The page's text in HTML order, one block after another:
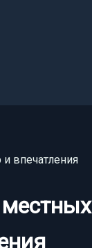
впечатления
местных